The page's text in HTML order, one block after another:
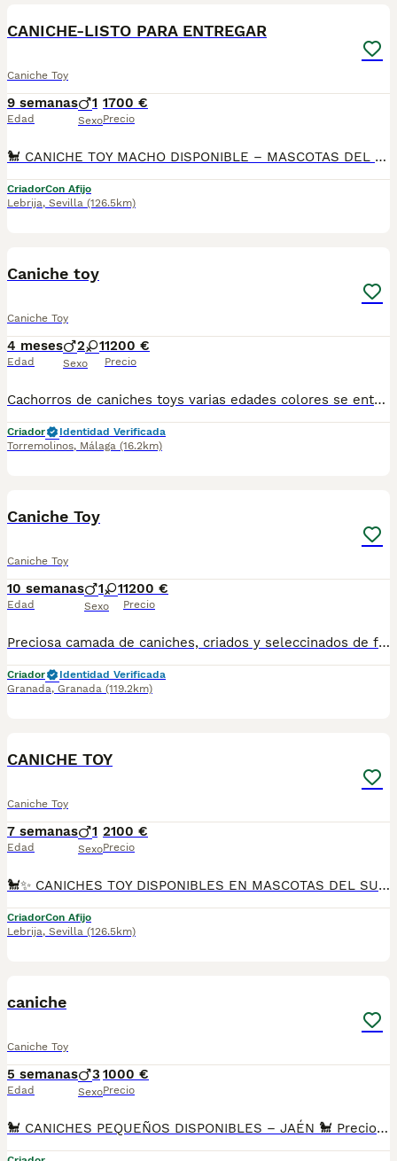
CANICHE-LISTO PARA ENTREGAR
Caniche Toy
9 semanas
Edad
1
Sexo
1700 €
Precio
🐩 CANICHE TOY MACHO DISPONIBLE – MASCOTAS DEL SUR 🐩 Si buscas un compañero inteligente, cariñoso y criado con todas las garantías, en Mascotas del Sur tenemos disponible un precioso Caniche Toy macho, criado en ambiente familiar con toda la atención y dedicación que merece. Somos un criadero autorizado con Núcleo Zoológico, licencia de apertura y código de explotación, ubicados en Sevilla. 📍 Ubicación: Sevilla 📞 Teléfono: 611 723 226 📸 Instagram: @mimascotasdelsur057 (donde podrás ver fotos y vídeos reales de nuestros cachorros). ✈️ Realizamos envíos a toda España. El precio del envío no está incluido en el precio del cachorro. También puedes recoger tu cachorro directamente en nuestras instalaciones. 📹 Antes de reservar, podrás conocer al cachorro mediante videollamada. 💳 Posibilidad de reserva y pago contrareembolso. 💰 El precio indicado en el anuncio es real. 🐾 El cachorro se entrega con: • Microchip. • Pasaporte y cartilla sanitaria. • Vacunado y desparasitado según su edad. • Revisión veterinaria completa. • Contrato con garantías víricas y congénitas. Desde sus primeros días recibe una correcta socialización y crece rodeado de cariño, favoreciendo un carácter equilibrado y una excelente adaptación a su nueva familia. Solo atendemos a personas realmente interesadas en ofrecer un hogar responsable, estable y lleno de cariño. #canichetoy #toypoodle #canichemacho #poodletoy #caniche #redpoodle #cachorroscaniche #perrospequeños #mascotasdelsur #criaderoespaña #cachorrosespaña #perrosdecompañia #doglover #puppylove #sevilla #perrossevilla
CriadorCon Afijo
Lebrija, Sevilla (126.5km)
Caniche toy
Caniche Toy
4 meses
Edad
2 1
Sexo
1200 €
Precio
Cachorros de caniches toys varias edades colores se entregan con sus vacunas correspondientes en la clínica veterinaria criados en ambiente familiar estamos en Málaga hacemos envíos contrarreembolso distintos precios teléfono 603574813
Criador
Identidad Verificada
Torremolinos, Málaga (16.2km)
Caniche Toy
Caniche Toy
10 semanas
Edad
1 1
Sexo
1200 €
Precio
Preciosa camada de caniches, criados y seleccinados de forma responsable y criados en un ambiente familiar, estimulandolos precozmente. Se entregan desparasitados , vacunados y con cartilla y revisión veterinaria, a los dos meses de edad como minimo. Garantía virica de 15 dias y congenita de 1 año.
Criador
Identidad Verificada
Granada, Granada (119.2km)
CANICHE TOY
Caniche Toy
7 semanas
Edad
1
Sexo
2100 €
Precio
🐩✨ CANICHES TOY DISPONIBLES EN MASCOTAS DEL SUR ✨🐩 En Mascotas del Sur trabajamos con dedicación y cariño para ofrecer cachorros criados en un entorno familiar, con una atención cuidada desde sus primeros días. Contamos con Núcleo Zoológico autorizado, licencia de apertura y código de explotación, ofreciendo transparencia y compromiso en cada entrega. 📍 Ubicados en Sevilla 📞 611723226 📸 Instagram: @mimascotasdelsur057 Para ver más fotos y vídeos reales de nuestros cachorros. Nuestros caniches Toy se entregan: ✅ Revisados por veterinario ✅ Con chip ✅ Pasaporte y cartilla sanitaria ✅ Vacunados y desparasitados ✅ Contrato con garantías víricas y congénitas 🚚 Realizamos envíos a toda España. (El precio del envío no está incluido en el precio del cachorro). También tienes la posibilidad de: 🏡 Recogida directa en nuestras instalaciones 📱 Videollamada para conocer al cachorro antes de la reserva 🔒 Reserva y pago contrareembolso 💶 El precio indicado en el anuncio es real. 🐾 Criados con cariño, atención diaria y socialización desde pequeños para favorecer su adaptación a su nueva familia. Solo atendemos a personas realmente interesadas en ofrecer un hogar responsable y lleno de amor. #CanicheToy #CanicheToyEspaña #CachorrosCaniche #CanicheEspaña #MascotasDelSur #CachorrosSevilla #PerrosDeRaza #CachorrosEnVenta #AmorAnimal #CriaderoAutorizado #NucleoZoologico #PerrosFelices #CachorrosConAmor #MascotasEspaña
CriadorCon Afijo
Lebrija, Sevilla (126.5km)
caniche
Caniche Toy
5 semanas
Edad
3
Sexo
1000 €
Precio
🐩 CANICHES PEQUEÑOS DISPONIBLES – JAÉN 🐩 Preciosos cachorros de Caniche tamaño pequeño, criados con dedicación y cariño, perfectamente socializados y listos para formar parte de una nueva familia. ✅ Vacunas correspondientes a su edad. ✅ Desparasitados interna y externamente. ✅ Cartilla veterinaria. ✅ Contrato de garantía sanitaria. ✅ Centro canino legal con Núcleo Zoológico autorizado. Nuestros cachorros se entregan con todas las garantías y el asesoramiento necesario para su correcta adaptación a su nuevo hogar. 📍 Jaén 📞 Información y WhatsApp: 678 167 499